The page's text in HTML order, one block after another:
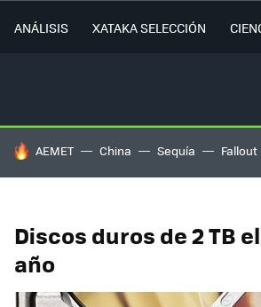
ANÁLISIS XATAKA SELECCIÓN
HOY SE HABLA DE
AEMET China Sequía Fallout
Discos duros de 2 TB
año